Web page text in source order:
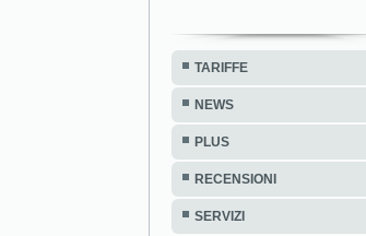
TARIFFE
NEWS
PLUS
RECENSIONI
SERVIZI